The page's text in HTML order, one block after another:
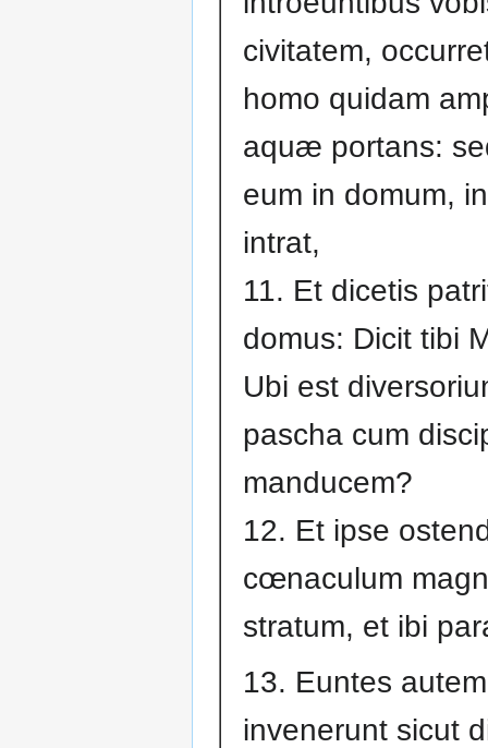
civitatem,
homo quidam
aquæ portans:
eum in domum,
intrat,
11. Et dicetis
domus: Dicit tibi
Ubi est
pascha cum
manducem?
12. Et ipse
cœnaculum
stratum, et ibi
13. Euntes autem
invenerunt sicut